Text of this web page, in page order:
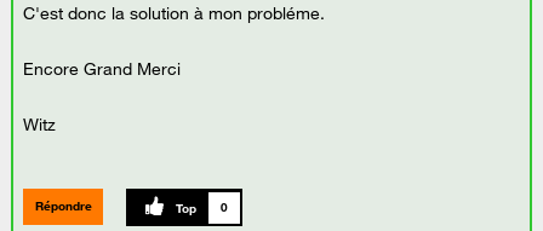
C'est donc la solution à mon probléme.
Encore Grand Merci
Witz
Répondre 0